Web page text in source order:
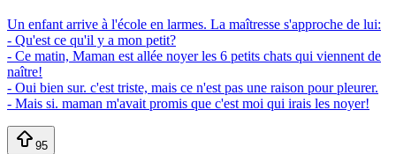
Un enfant arrive à l'école en larmes. La maîtresse s'approche de lui:
- Qu'est ce qu'il y a mon petit?
- Ce matin, Maman est allée noyer les 6 petits chats qui viennent de
naître!
- Oui bien sur. c'est triste, mais ce n'est pas une raison pour pleurer.
- Mais si. maman m'avait promis que c'est moi qui irais les noyer!
95